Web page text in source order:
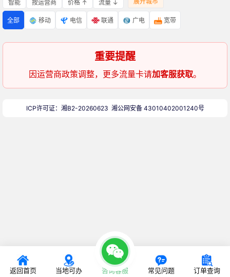
智能 按运营商 价格 ↑ 流量 ↓ 展开城市
全部 移动 电信 联通 广电 宽带
重要提醒
因运营商政策调整，更多流量卡请加客服获取。
返回首页 当地可办 咨询客服 常见问题 订单查询
ICP许可证：湘B2-20260623 湘公网安备 43010402001240号